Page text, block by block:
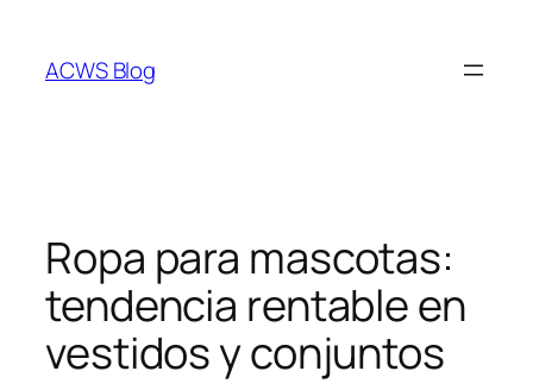
contenido
ACWS Blog
Ropa para mascotas:
tendencia rentable en
vestidos y conjuntos